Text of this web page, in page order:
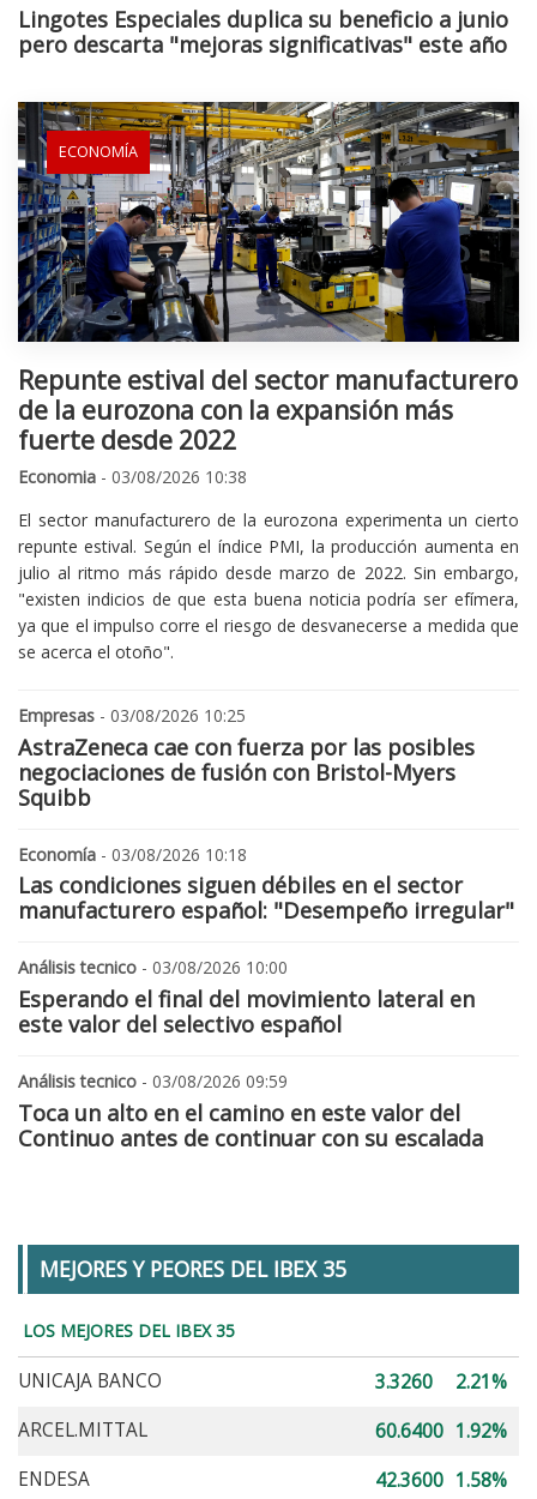
Lingotes Especiales duplica su beneficio a junio
pero descarta "mejoras significativas" este año
ECONOMÍA
Repunte estival del sector manufacturero
de la eurozona con la expansión más
fuerte desde 2022
Economia - 03/08/2026 10:38
El sector manufacturero de la eurozona experimenta un cierto
repunte estival. Según el índice PMI, la producción aumenta en
julio al ritmo más rápido desde marzo de 2022. Sin embargo,
"existen indicios de que esta buena noticia podría ser efímera,
ya que el impulso corre el riesgo de desvanecerse a medida que
se acerca el otoño".
Empresas - 03/08/2026 10:25
AstraZeneca cae con fuerza por las posibles
negociaciones de fusión con Bristol-Myers
Squibb
Economía - 03/08/2026 10:18
Las condiciones siguen débiles en el sector
manufacturero español: "Desempeño irregular"
Análisis tecnico - 03/08/2026 10:00
Esperando el final del movimiento lateral en
este valor del selectivo español
Análisis tecnico - 03/08/2026 09:59
Toca un alto en el camino en este valor del
Continuo antes de continuar con su escalada
MEJORES Y PEORES DEL IBEX 35
LOS MEJORES DEL IBEX 35
UNICAJA BANCO 3.3260
2.21%
ARCEL.MITTAL
60.6400 1.92%
ENDESA
42.3600 1.58%